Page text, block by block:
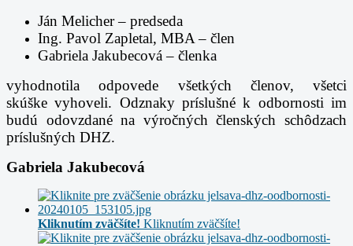
Ján Melicher – predseda
Ing. Pavol Zapletal, MBA – člen
Gabriela Jakubecová – členka
vyhodnotila odpovede všetkých členov, všetci
skúškevyhoveli. Odznaky príslušné k odbornosti im
budú odovzdané na výročných členských schôdzach
príslušných DHZ.
Gabriela Jakubecová
Kliknutím zväčšíte! Kliknutím zväčšíte!